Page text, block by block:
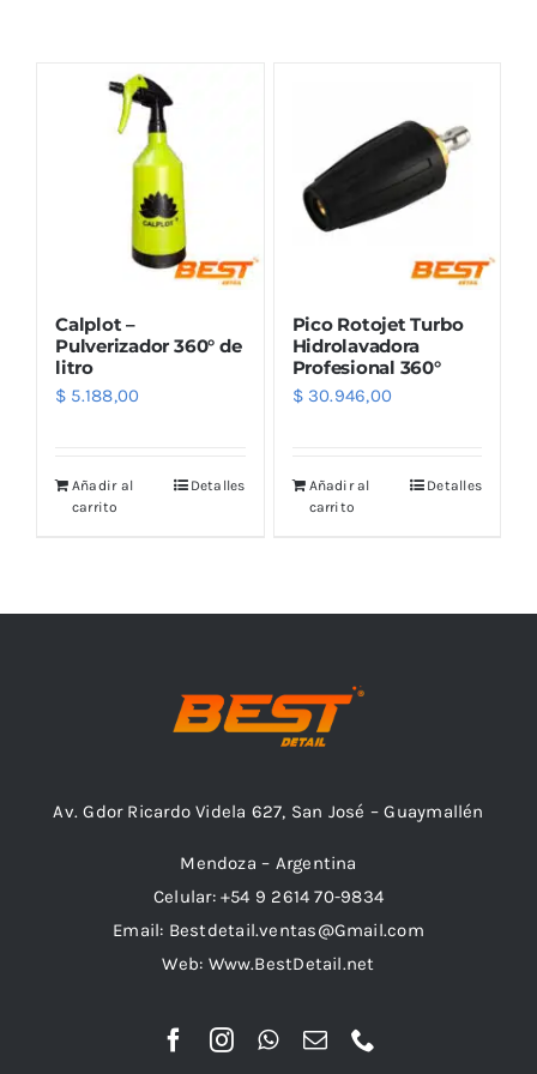
Combos
Mayorista
Marcas
Calplot –
Pulverizador 360° de
litro
$ 5.188,00
Añadir al
carrito
Detalles
Pico Rotojet Turbo
Hidrolavadora
Profesional 360°
$30.946,00
Añadir al
carrito
Detalles
Av. Gdor Ricardo Videla 627, San José – Guaymallén
Mendoza – Argentina
Celular: +54 9 2614 70-9834
Email: Bestdetail.ventas@Gmail.com
Web: Www.BestDetail.net